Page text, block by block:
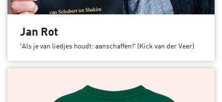
Jan Rot
'Als je van liedjes houdt: aanschaffen!' (Kick van der Veer)